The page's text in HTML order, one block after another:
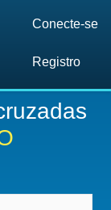
Conecte-se
Registro